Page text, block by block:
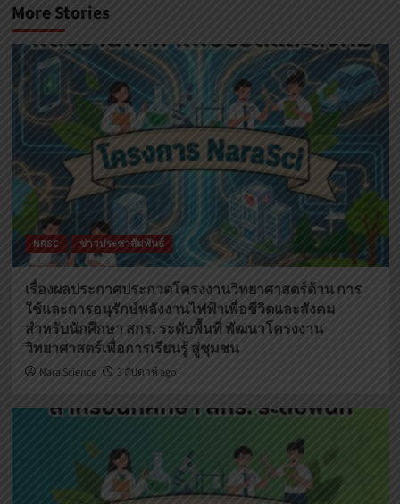
More Stories
NRSC ข่าวประชาสัมพันธ์
เรื่องผลประกาศประกวดโครงงานวิทยาศาสตร์ด้าน การ
ใช้และการอนุรักษ์พลังงานไฟฟ้าเพื่อชีวิตและสังคม
สำหรับนักศึกษา สกร. ระดับพื้นที่ พัฒนาโครงงาน
วิทยาศาสตร์เพื่อการเรียนรู้ สู่ชุมชน
Nara Science 3 สัปดาห์ ago